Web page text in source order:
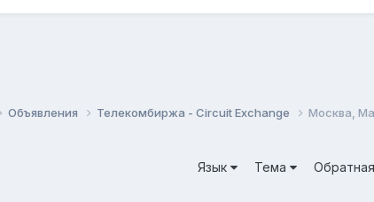
Объявления Телекомбиржа - Circuit Exchange Москва,
Язык Тема